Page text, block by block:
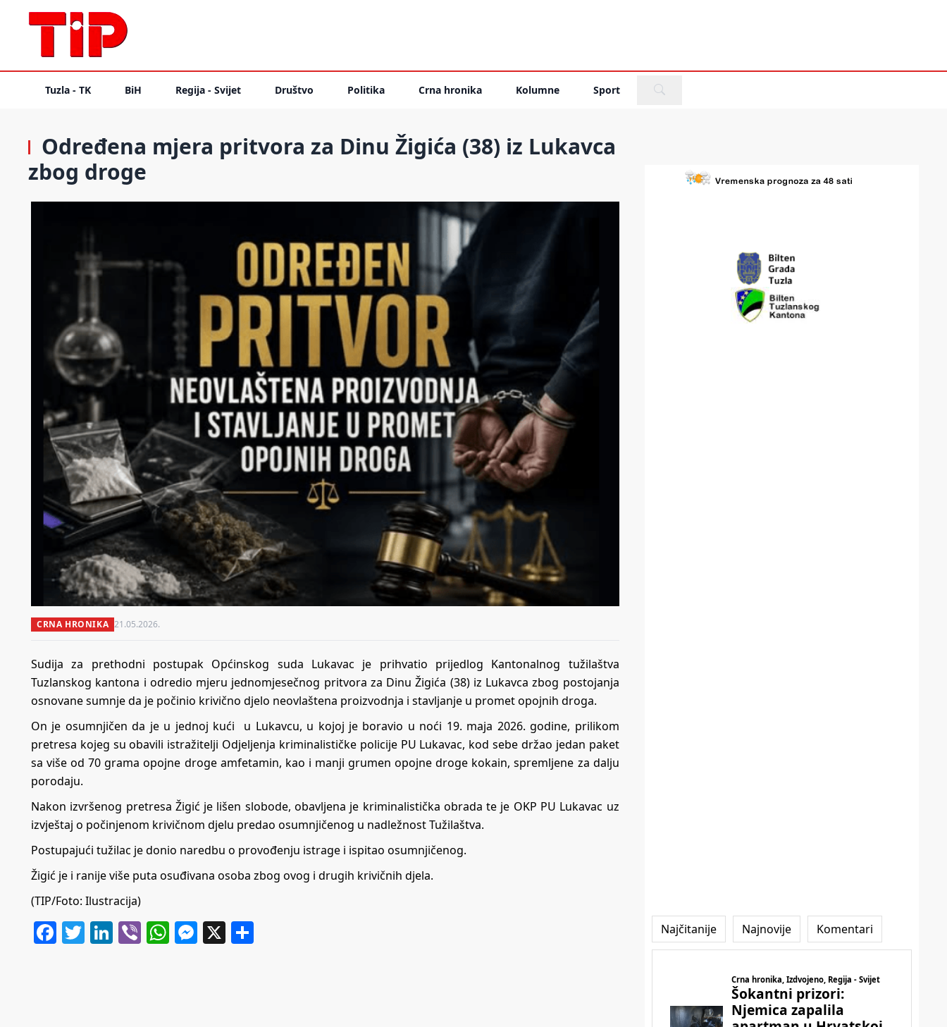
Tuzla - TK BiH Regija - Svijet Društvo Politika Crna hronika Kolumne Sport
Određena mjera pritvora za Dinu Žigića (38) iz Lukavca
zbog droge
CRNA HRONIKA 21.05.2026.
Sudija za prethodni postupak Općinskog suda Lukavac je prihvatio prijedlog Kantonalnog tužilaštva
Tuzlanskog kantona i odredio mjeru jednomjesečnog pritvora za Dinu Žigića (38) iz Lukavca zbog postojanja
osnovane sumnje da je počinio krivično djelo neovlaštena proizvodnja i stavljanje u promet opojnih droga.
On je osumnjičen da je u jednoj kući u Lukavcu, u kojoj je boravio u noći 19. maja 2026. godine, prilikom
pretresa kojeg su obavili istražitelji Odjeljenja kriminalističke policije PU Lukavac, kod sebe držao jedan paket
sa više od 70 grama opojne droge amfetamin, kao i manji grumen opojne droge kokain, spremljene za dalju
porodaju.
Nakon izvršenog pretresa Žigić je lišen slobode, obavljena je kriminalistička obrada te je OKP PU Lukavac uz
izvještaj o počinjenom krivičnom djelu predao osumnjičenog u nadležnost Tužilaštva.
Postupajući tužilac je donio naredbu o provođenju istrage i ispitao osumnjičenog.
Žigić je i ranije više puta osuđivana osoba zbog ovog i drugih krivičnih djela.
(TIP/Foto: Ilustracija)
Facebook
Twitter
LinkedIn
ViberWhatsApp
Messenger
X Najčitanije Najnovije Komentari